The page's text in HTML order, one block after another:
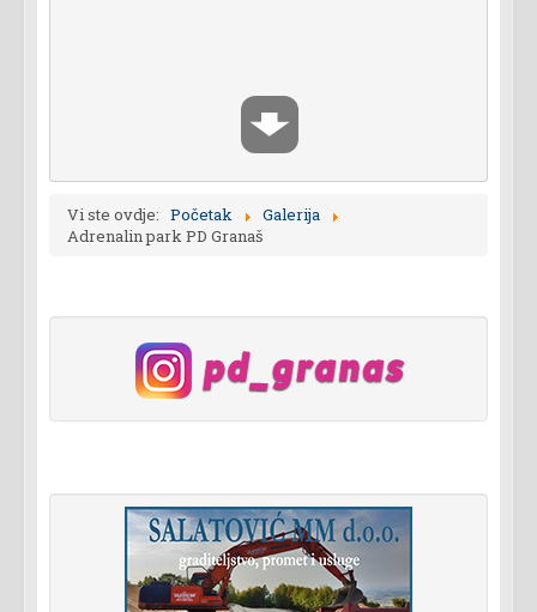
Vi ste ovdje: Početak
Galerija
Adrenalin park PD Granaš